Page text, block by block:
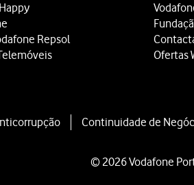
Repsol
Ofertas
Continuidade de
© 2026 Vodafone